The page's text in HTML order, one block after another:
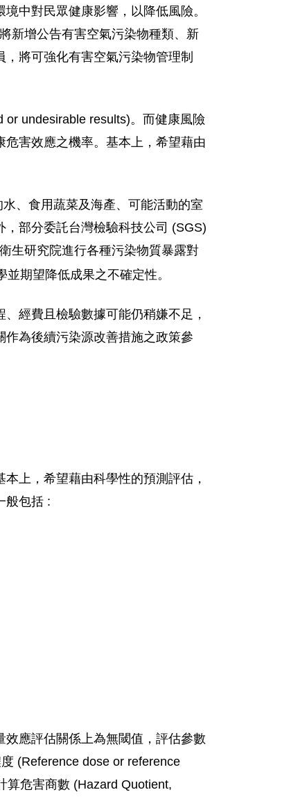
中對民眾健康影響，以降低風險。
新增公告有害空氣污染物種類、新
將可強化有害空氣污染物管理制
undesirable results)。而健康風險
害效應之機率。基本上，希望藉由
、食用蔬菜及海產、可能活動的室
部分委託台灣檢驗科技公司 (SGS)
生研究院進行各種污染物質暴露對
期望降低成果之不確定性。
經費且檢驗數據可能仍稍嫌不足，
為後續污染源改善措施之政策參
上，希望藉由科學性的預測評估，
般包括 :
應評估關係上為無閾值，評估參數
(Reference dose or reference
算危害商數 (Hazard Quotient,